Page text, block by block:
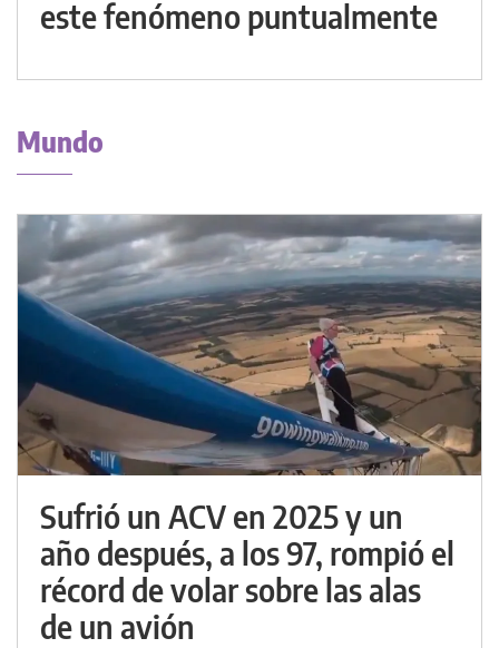
este fenómeno puntualmente
Mundo
Sufrió un ACV en 2025 y un
año después, a los 97, rompió el
récord de volar sobre las alas
de un avión